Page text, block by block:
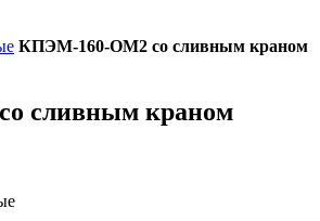
КПЭМ-160-ОМ2 со сливным краном
сливным краном